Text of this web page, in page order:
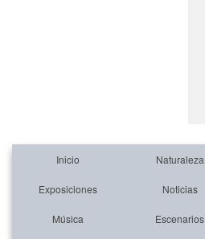
Inicio Naturaleza
Exposiciones Noticias
Música Escenarios